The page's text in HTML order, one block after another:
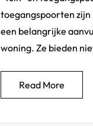
toegangspoorten
een belangrijke
woning. Ze bieden
Read More